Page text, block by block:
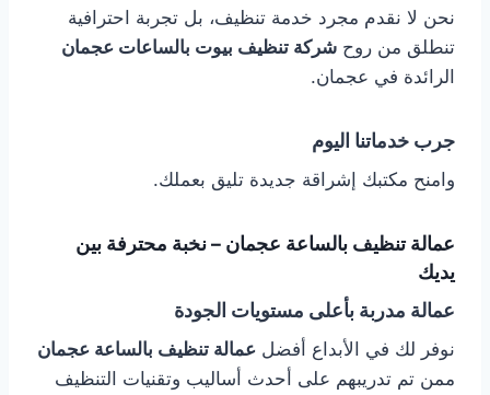
نحن لا نقدم مجرد خدمة تنظيف، بل تجربة احترافية
تنطلق من روح شركة تنظيف بيوت بالساعات عجمان
الرائدة في عجمان.
جرب خدماتنا اليوم
وامنح مكتبك إشراقة جديدة تليق بعملك.
عمالة تنظيف بالساعة عجمان – نخبة محترفة بين
يديك
عمالة مدربة بأعلى مستويات الجودة
نوفر لك في الأبداع أفضل عمالة تنظيف بالساعة عجمان
ممن تم تدريبهم على أحدث أساليب وتقنيات التنظيف